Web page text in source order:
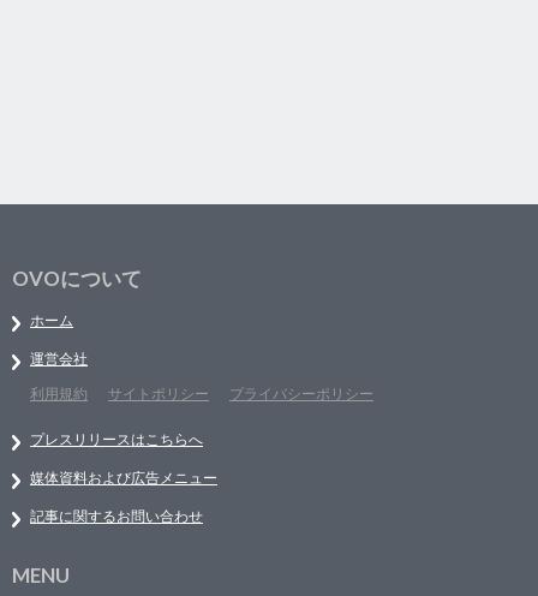
OVOについて
ホーム
運営会社
利用規約
サイトポリシー プライバシーポリシー
プレスリリースはこちらへ
媒体資料および広告メニュー
記事に関するお問い合わせ
MENU